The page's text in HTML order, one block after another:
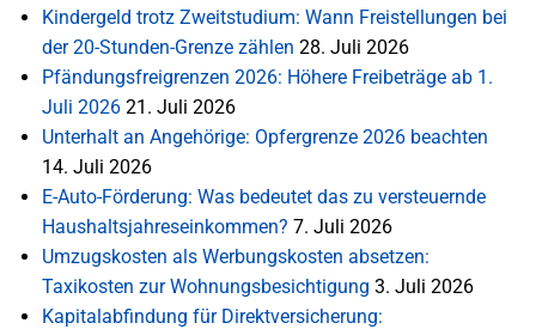
Kindergeld trotz Zweitstudium: Wann Freistellungen bei
der 20-Stunden-Grenze zählen 28. Juli 2026
Pfändungsfreigrenzen 2026: Höhere Freibeträge ab 1.
Juli 2026 21. Juli 2026
Unterhalt an Angehörige: Opfergrenze 2026 beachten
14. Juli 2026
E-Auto-Förderung: Was bedeutet das zu versteuernde
Haushaltsjahreseinkommen? 7. Juli 2026
Umzugskosten als Werbungskosten absetzen:
Taxikosten zur Wohnungsbesichtigung 3. Juli 2026
Kapitalabfindung für Direktversicherung: